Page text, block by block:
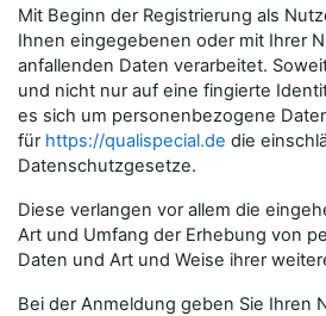
Mit Beginn der Registrierung als
Ihnen eingegebenen oder mit Ihrer
anfallenden Daten verarbeitet.
und nicht nur auf eine fingierte
es sich um personenbezogene
für https://qualispecial.de die
Datenschutzgesetze.
Diese verlangen vor allem die
Art und Umfang der Erhebung von
Daten und Art und Weise ihrer
Bei der Anmeldung geben Sie Ihren